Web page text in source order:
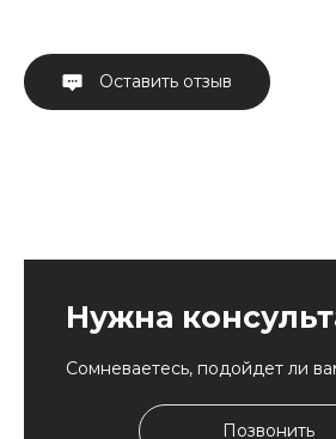
Оставить отзыв
Нужна
Сомневаетесь, подойдет ли
Позвонить